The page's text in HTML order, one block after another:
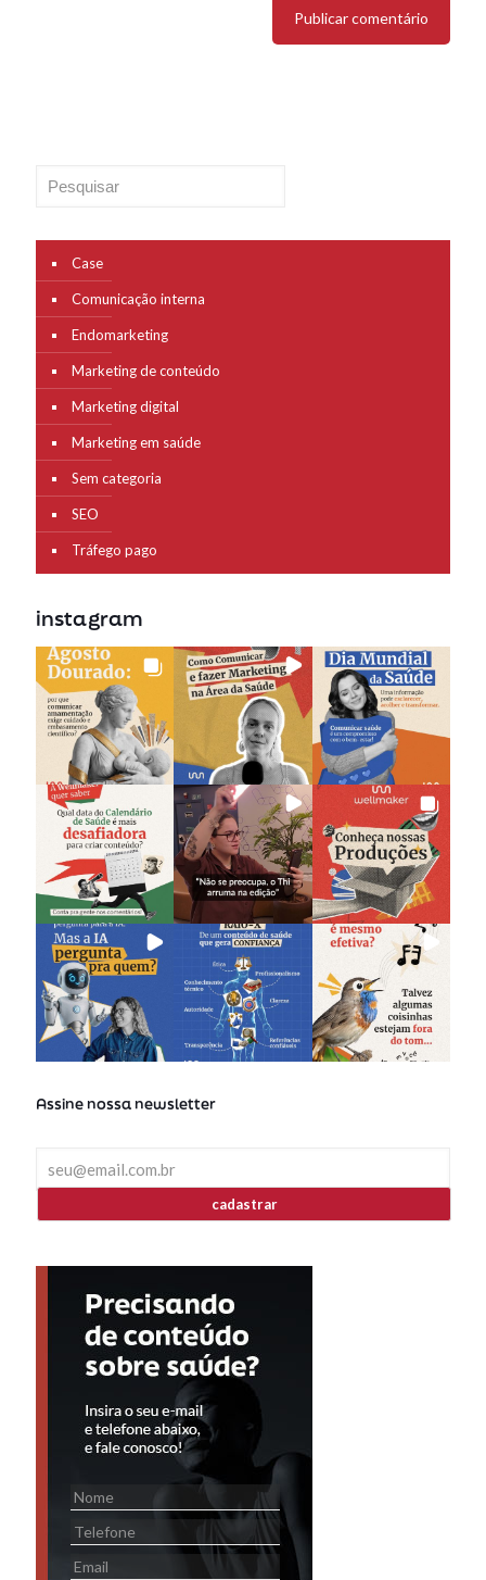
Pesquisar
Case
Comunicação interna
Endomarketing
Marketing de conteúdo
Marketing digital
Marketing em saúde
Sem categoria
SEO
Tráfego pago
instagram
Assine nossa newsletter
cadastrar